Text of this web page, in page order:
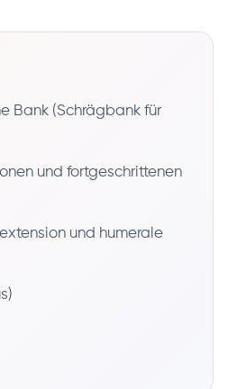
Bank (Schrägbank für
und fortgeschrittenen
und humerale